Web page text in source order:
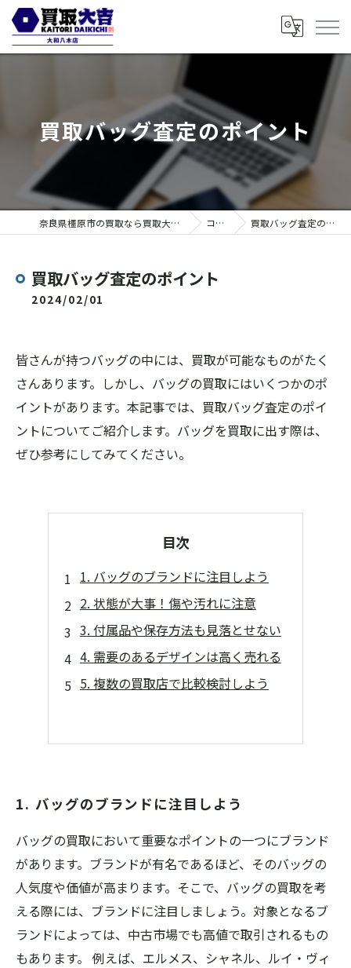
買取バッグ査定のポイント
奈良県橿原市の買取なら買取大吉 大和八木店 コラム 買取バッグ査定のポイント
買取バッグ査定のポイント
2024/02/01
皆さんが持つバッグの中には、買取が可能なものがたく
さんあります。しかし、バッグの買取にはいくつかのポ
イントがあります。本記事では、買取バッグ査定のポイ
ントについてご紹介します。バッグを買取に出す際は、
ぜひ参考にしてみてください。
目次
1. バッグのブランドに注目しよう
2. 状態が大事！傷や汚れに注意
3. 付属品や保存方法も見落とせない
4. 需要のあるデザインは高く売れる
5. 複数の買取店で比較検討しよう
1. バッグのブランドに注目しよう
バッグの買取において重要なポイントの一つにブランド
があります。ブランドが有名であるほど、そのバッグの
人気度や価値が高まります。そこで、バッグの買取を考
える際には、ブランドに注目しましょう。対象となるブ
ランドによっては、中古市場でも高値で取引されるもの
もあります。 例えば、エルメス、シャネル、ルイ・ヴィ